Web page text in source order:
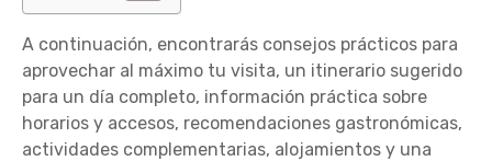
A continuación, encontrarás consejos prácticos para
aprovechar al máximo tu visita, un itinerario sugerido
para un día completo, información práctica sobre
horarios y accesos, recomendaciones gastronómicas,
actividades complementarias, alojamientos y una